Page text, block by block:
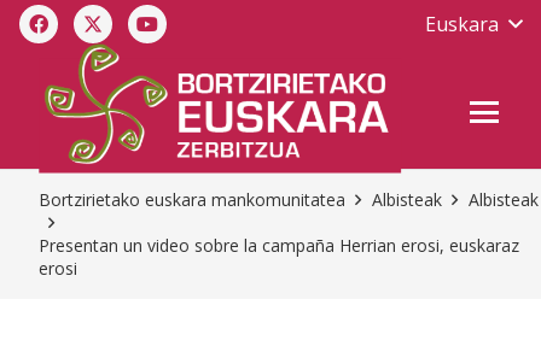
Euskara
Bortzirietako euskara mankomunitatea Albisteak
Albisteak
Presentan un video sobre la campaña Herrian erosi, euskaraz
erosi